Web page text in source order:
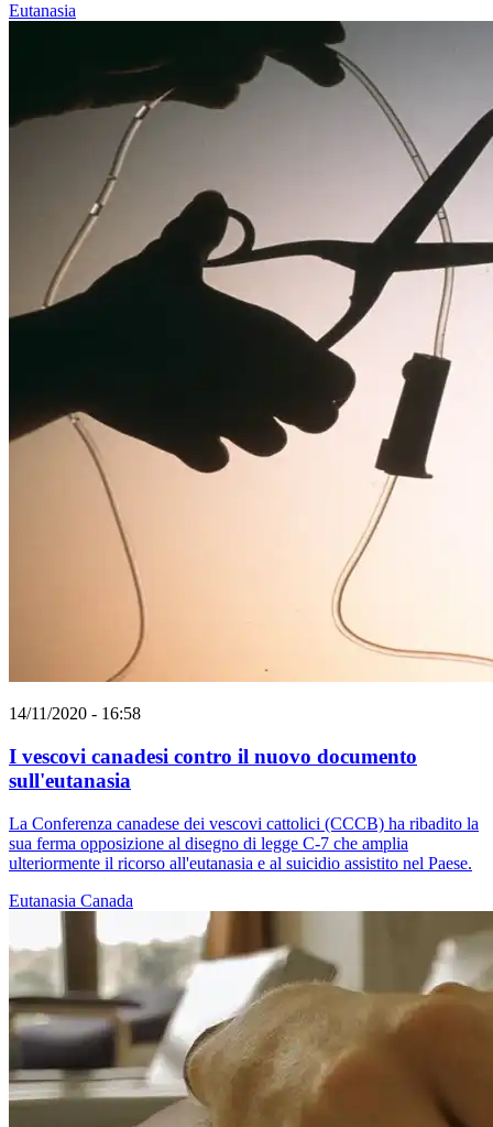
Eutanasia
14/11/2020 - 16:58
I vescovi canadesi contro il nuovo documento
sull'eutanasia
La Conferenza canadese dei vescovi cattolici (CCCB) ha ribadito la
sua ferma opposizione al disegno di legge C-7 che amplia
ulteriormente il ricorso all'eutanasia e al suicidio assistito nel Paese.
Eutanasia Canada